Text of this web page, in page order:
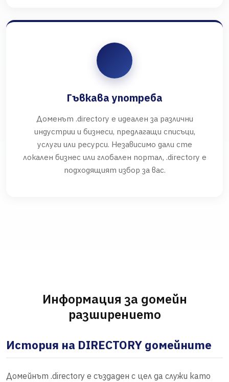
Гъвкава употреба
Доменът .directory е идеален за различни
индустрии и бизнеси, предлагащи списъци,
услуги или ресурси. Независимо дали сте
локален бизнес или глобален портал, .directory е
подходящият избор за вас.
Информация за домейн
разширението
История на DIRECTORY домейните
Домейнът .directory е създаден с цел да служи като